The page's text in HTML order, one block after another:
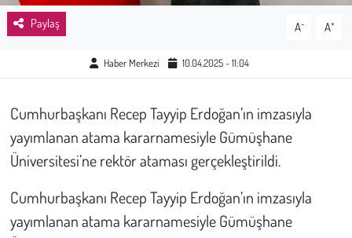
Paylaş A- A+
Haber Merkezi 10.04.2025 - 11:04
Cumhurbaşkanı Recep Tayyip Erdoğan’ın imzasıyla
yayımlanan atama kararnamesiyle Gümüşhane
Üniversitesi’ne rektör ataması gerçekleştirildi.
Cumhurbaşkanı Recep Tayyip Erdoğan’ın imzasıyla
yayımlanan atama kararnamesiyle Gümüşhane
Spor
Bilim - Teknoloji
İnsan Hakları
Hayvan Hakları